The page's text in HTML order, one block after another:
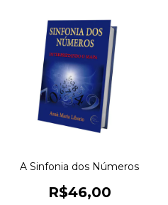
A Sinfonia dos Números
R$46,00